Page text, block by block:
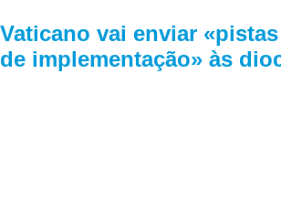
Vaticano vai enviar
de implementação» às